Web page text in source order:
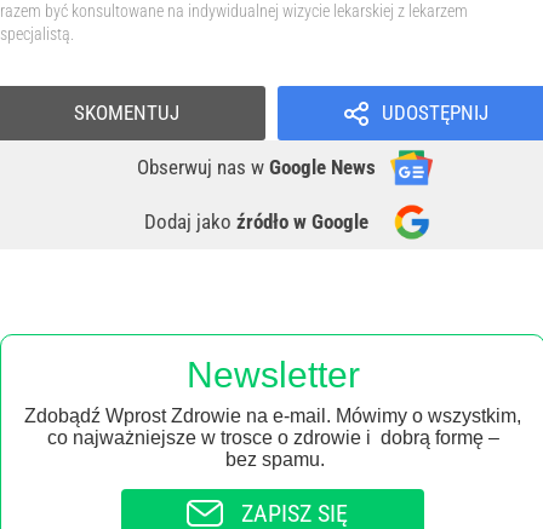
razem być konsultowane na indywidualnej wizycie lekarskiej z lekarzem
specjalistą.
UDOSTĘPNIJ
Obserwuj nas w Google News
Dodaj jako źródło w Google
SKOMENTUJ
Newsletter
Zdobądź Wprost Zdrowie na e-mail. Mówimy o wszystkim,
co najważniejsze w trosce o zdrowie i dobrą formę –
bez spamu.
ZAPISZ SIĘ